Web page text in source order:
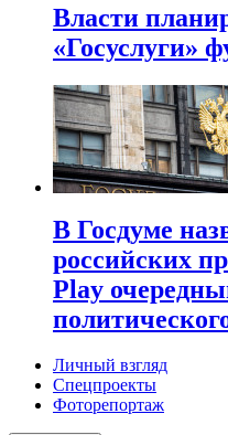
Власти
«Госуслуги»
В Госдуме
российских
Play
Личный взгляд
Спецпроекты
Фоторепортаж